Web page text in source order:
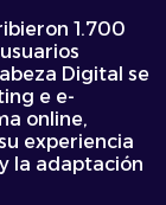
1.700
Digital se
e e-
online,
experiencia
la adaptación